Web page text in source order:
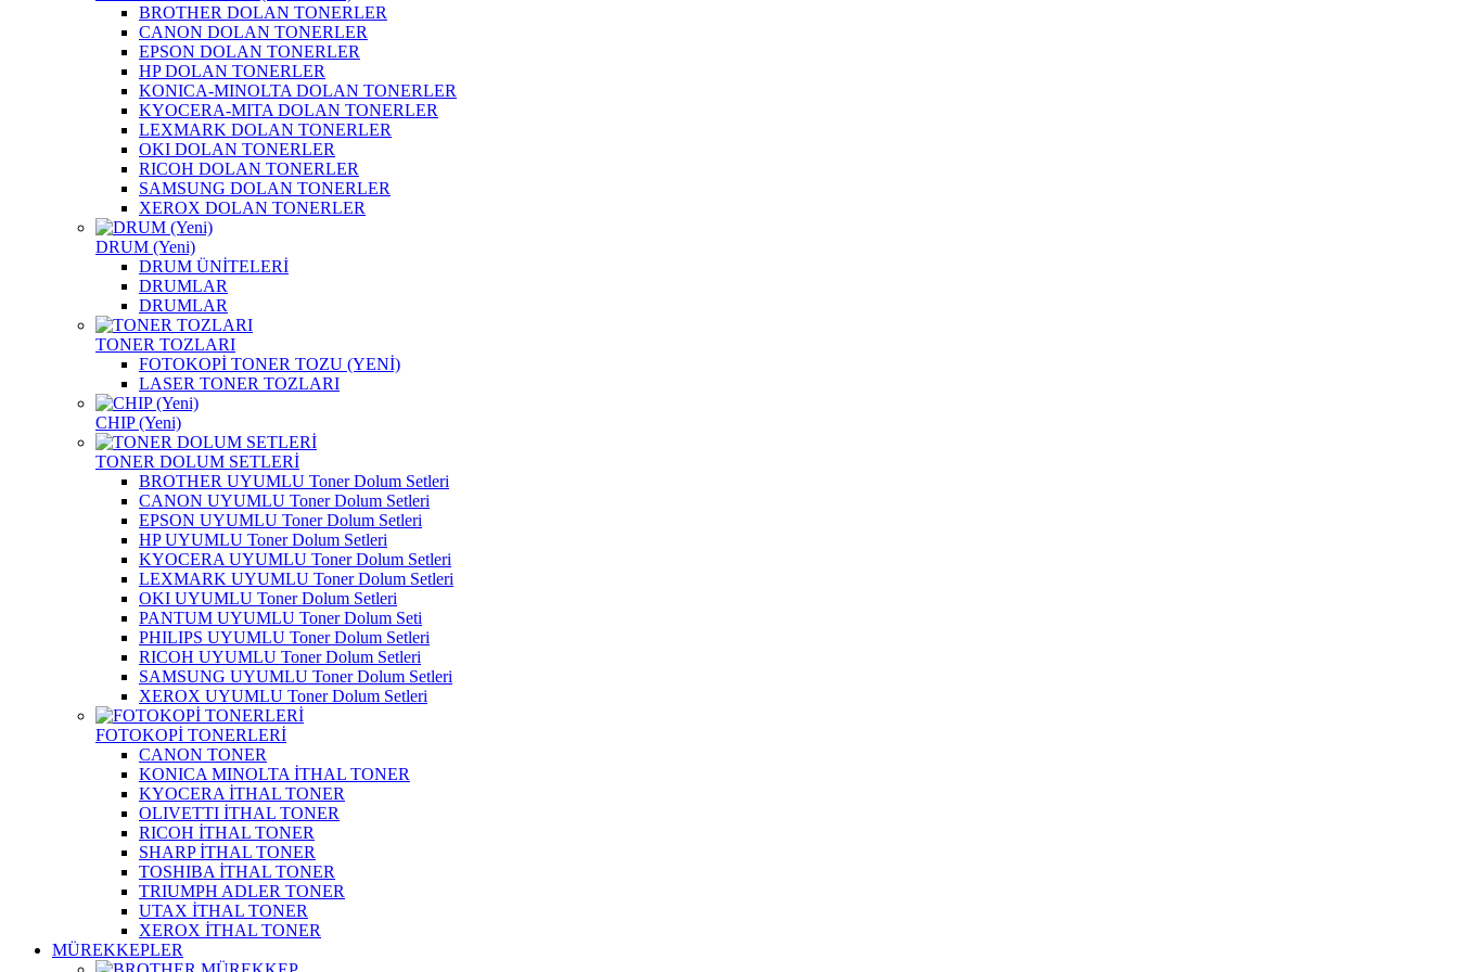
BROTHER DOLAN TONERLER
CANON DOLAN TONERLER
EPSON DOLAN TONERLER
HP DOLAN TONERLER
KONICA-MINOLTA DOLAN TONERLER
KYOCERA-MITA DOLAN TONERLER
LEXMARK DOLAN TONERLER
OKI DOLAN TONERLER
RICOH DOLAN TONERLER
SAMSUNG DOLAN TONERLER
XEROX DOLAN TONERLER
DRUM (Yeni)
DRUM ÜNİTELERİ
DRUMLAR
DRUMLAR
TONER TOZLARI
FOTOKOPİ TONER TOZU (YENİ)
LASER TONER TOZLARI
CHIP (Yeni)
TONER DOLUM SETLERİ
BROTHER UYUMLU Toner Dolum Setleri
CANON UYUMLU Toner Dolum Setleri
EPSON UYUMLU Toner Dolum Setleri
HP UYUMLU Toner Dolum Setleri
KYOCERA UYUMLU Toner Dolum Setleri
LEXMARK UYUMLU Toner Dolum Setleri
OKI UYUMLU Toner Dolum Setleri
PANTUM UYUMLU Toner Dolum Seti
PHILIPS UYUMLU Toner Dolum Setleri
RICOH UYUMLU Toner Dolum Setleri
SAMSUNG UYUMLU Toner Dolum Setleri
XEROX UYUMLU Toner Dolum Setleri
FOTOKOPİ TONERLERİ
CANON TONER
KONICA MINOLTA İTHAL TONER
KYOCERA İTHAL TONER
OLIVETTI İTHAL TONER
RICOH İTHAL TONER
SHARP İTHAL TONER
TOSHIBA İTHAL TONER
TRIUMPH ADLER TONER
UTAX İTHAL TONER
XEROX İTHAL TONER
MÜREKKEPLER